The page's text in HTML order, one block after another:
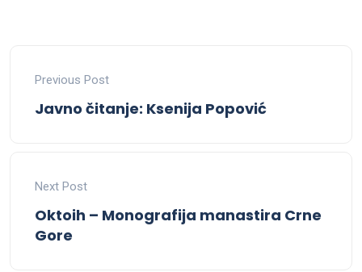
Previous Post
Javno čitanje: Ksenija Popović
Next Post
Oktoih – Monografija manastira Crne
Gore